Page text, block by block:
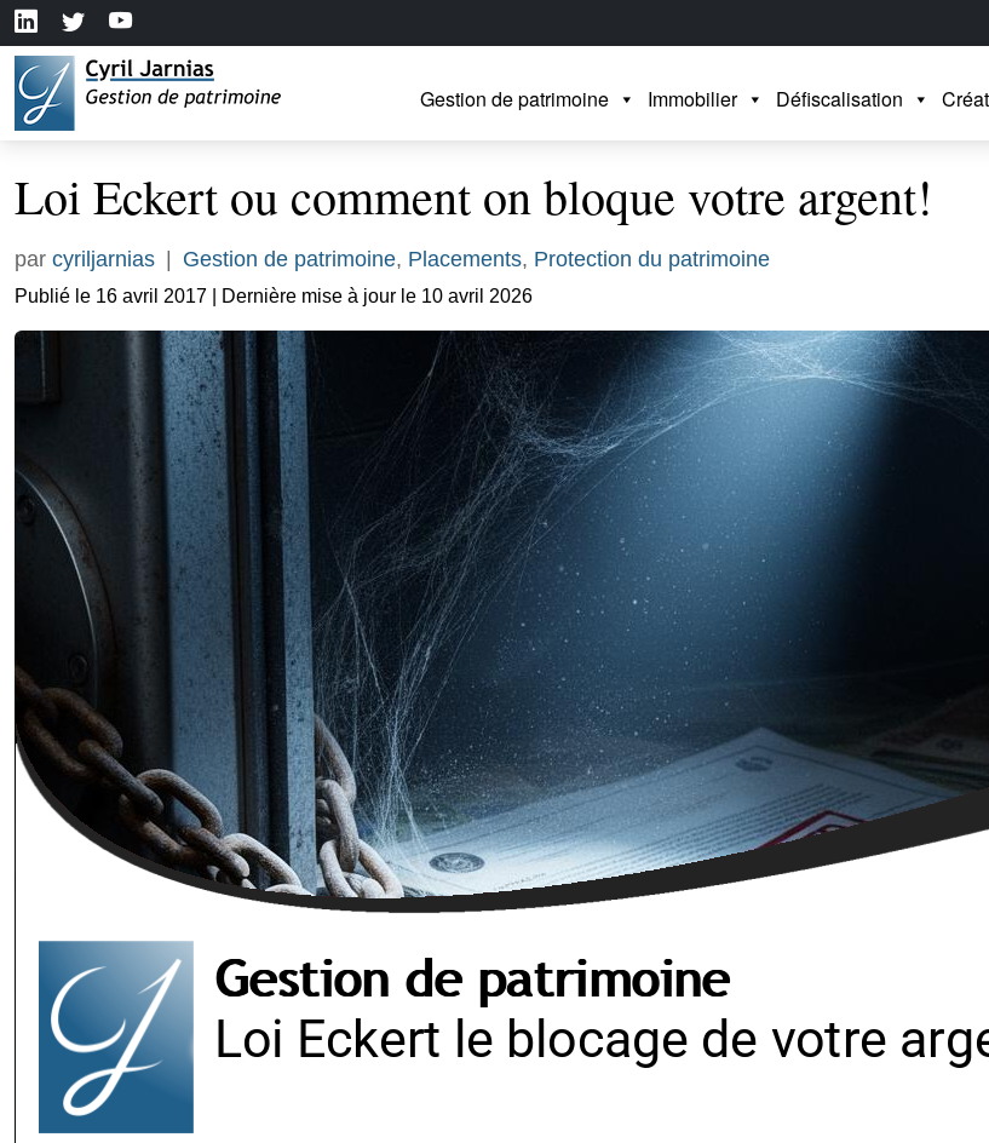
Gestion de patrimoine Immobilier Défiscalisation
Loi Eckert ou comment on bloque votre argent!
par cyriljarnias Gestion de patrimoine, Placements, Protection du patrimoine
Publié le 16 avril 2017 | Dernière mise à jour le 10 avril 2026